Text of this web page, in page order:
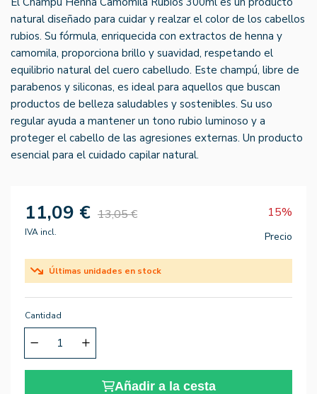
natural diseñado para cuidar y realzar el color de los cabellos
rubios. Su fórmula, enriquecida con extractos de henna y
camomila, proporciona brillo y suavidad, respetando el
equilibrio natural del cuero cabelludo. Este champú, libre de
parabenos y siliconas, es ideal para aquellos que buscan
productos de belleza saludables y sostenibles. Su uso
regular ayuda a mantener un tono rubio luminoso y a
proteger el cabello de las agresiones externas. Un producto
esencial para el cuidado capilar natural.
11,09 € 13,05 € 15%
IVA incl. Precio
Últimas unidades en stock
Cantidad
Añadir a la cesta